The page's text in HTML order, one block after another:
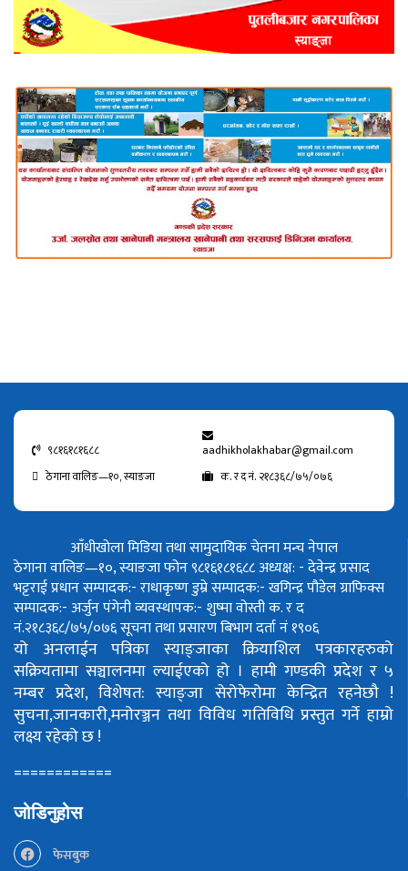
९८१६१८१६८८
aadhikholakhabar@gmail.com
ठेगाना वालिङ—१०, स्याङजा
क. र द नं. २१८३६८/७५/०७६
आँधीखोला मिडिया तथा सामुदायिक चेतना मन्च नेपाल
ठेगाना वालिङ—१०, स्याङजा फोन ९८१६१८१६८८अध्यक्ष: - देवेन्द्र प्रसाद
भट्टराईप्रधान सम्पादक:- राधाकृष्ण डुम्रेसम्पादक:- खगिन्द्र पौडेलग्राफिक्स
सम्पादक:- अर्जुन पंगेनीव्यवस्थापक:- शुष्मा वोस्तीक. र द
नं.२१८३६८/७५/०७६सूचना तथा प्रसारण बिभाग दर्ता नं १९०६
यो अनलाईन पत्रिका स्याङ्जाका क्रियाशिल पत्रकारहरुको
सक्रियतामा सञ्चालनमा ल्याईएको हो । हामी गण्डकी प्रदेश र ५
नम्बर प्रदेश, विशेषत: स्याङ्जा सेरोफेरोमा केन्द्रित रहनेछौ !
सुचना,जानकारी,मनोरञ्जन तथा विविध गतिविधि प्रस्तुत गर्ने हाम्रो
लक्ष्य रहेको छ !
============
जोडिनुहोस
फेसबुक